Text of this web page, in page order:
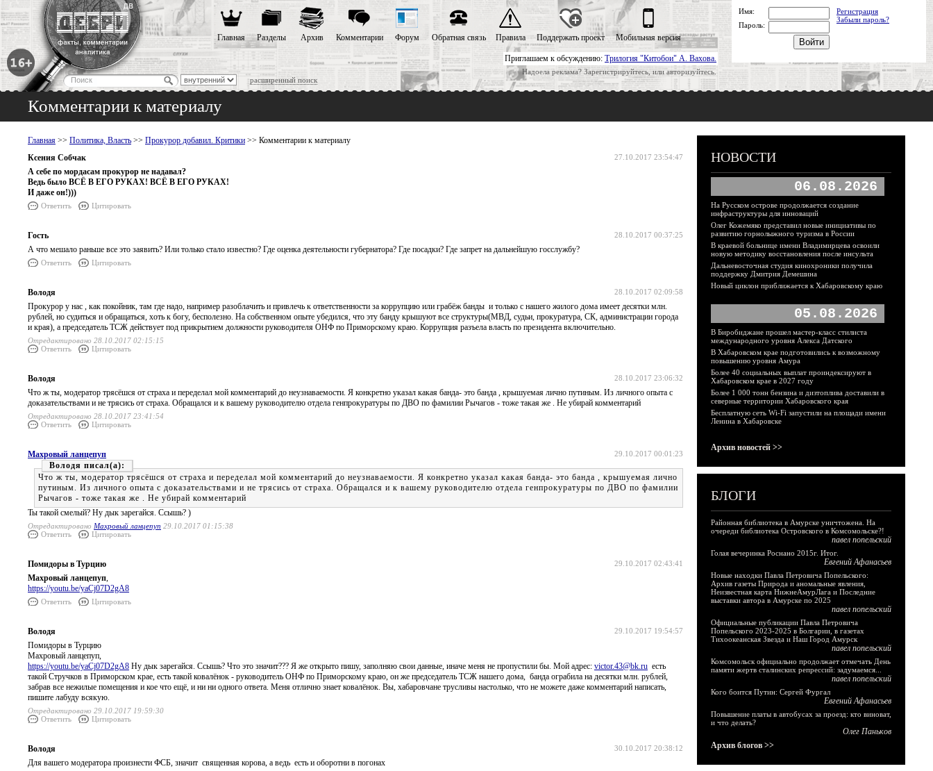
Приглашаем к обсуждению: Трилогия "Китобои" А. Вахова.
Надоела реклама? Зарегистрируйтесь, или авторизуйтесь.
расширенный поиск
Главная Разделы Архив Комментарии Форум Обратная связь Правила Поддержать проект Мобильная версия
Имя:
Регистрация
Забыли пароль?
Пароль:
Комментарии к материалу
Главная >> Политика, Власть >> Прокурор добавил. Критики >> Комментарии к материалу
27.10.2017 23:54:47
Ксения Собчак
А себе по мордасам прокурор не надавал?
Ведь было ВСЁ В ЕГО РУКАХ! ВСЁ В ЕГО РУКАХ!
И даже он!)))
Ответить Цитировать
28.10.2017 00:37:25
Гость
А что мешало раньше все это заявить? Или только стало известно? Где оценка деятельности губернатора? Где посадки? Где запрет на дальнейшую госслужбу?
Ответить Цитировать
28.10.2017 02:09:58
Володя
Прокурор у нас , как покойник, там где надо, например разоблачить и привлечь к ответственности за коррупцию или грабёж банды и только с нашего жилого дома имеет десятки млн.
рублей, но судиться и обращаться, хоть к богу, бесполезно. На собственном опыте убедился, что эту банду крышуют все структуры(МВД, судьи, прокуратура, СК, администрации города
и края), а председатель ТСЖ действует под прикрытием должности руководителя ОНФ по Приморскому краю. Коррупция разъела власть по президента включительно.
Отредактировано 28.10.2017 02:15:15
Ответить
Цитировать
28.10.2017 23:06:32
Володя
Что ж ты, модератор трясёшся от страха и переделал мой комментарий до неузнаваемости. Я конкретно указал какая банда- это банда , крышуемая лично путиным. Из личного опыта с
доказательствами и не трясись от страха. Обращался и к вашему руководителю отдела генпрокуратуры по ДВО по фамилии Рычагов - тоже такая же . Не убирай комментарий
Отредактировано 28.10.2017 23:41:54
Ответить
Цитировать
29.10.2017 00:01:23
Махровый ланцепуп
Володя
Что ж ты, модератор трясёшся от страха и переделал мой комментарий до неузнаваемости. Я конкретно указал какая банда- это банда , крышуемая лично
путиным. Из личного опыта с доказательствами и не трясись от страха. Обращался и к вашему руководителю отдела генпрокуратуры по ДВО по фамилии
Рычагов - тоже такая же . Не убирай комментарий
Ты такой смелый? Ну дык зарегайся. Ссышь? )
Отредактировано Махровый ланцепуп 29.10.2017 01:15:38
Ответить
Цитировать
29.10.2017 02:43:41
Помидоры в Турцию
Махровый ланцепуп,
https://youtu.be/yaCj07D2gA8
Ответить Цитировать
29.10.2017 19:54:57
Володя
Помидоры в Турцию
Махровый ланцепуп,
https://youtu.be/yaCj07D2gA8 Ну дык зарегайся. Ссышь? Что это значит??? Я же открыто пишу, заполняю свои данные, иначе меня не пропустили бы. Мой адрес: victor.43@bk.ru есть
такой Стручков в Приморском крае, есть такой ковалёнок - руководитель ОНФ по Приморскому краю, он же председатель ТСЖ нашего дома, банда ограбила на десятки млн. рублей,
забрав все нежилые помещения и кое что ещё, и ни ни одного ответа. Меня отлично знает ковалёнок. Вы, хабаровчане трусливы настолько, что не можете даже комментарий написать,
пишите лабуду всякую.
Отредактировано 29.10.2017 19:59:30
Ответить
Цитировать
30.10.2017 20:38:12
Володя
Для вашего модератора произнести ФСБ, значит священная корова, а ведь есть и оборотни в погонах
НОВОСТИ
06.08.2026
На Русском острове продолжается создание
инфраструктуры для инноваций
Олег Кожемяко представил новые инициативы по
развитию горнолыжного туризма в России
В краевой больнице имени Владимирцева освоили
новую методику восстановления после инсульта
Дальневосточная студия кинохроники получила
поддержку Дмитрия Демешина
Новый циклон приближается к Хабаровскому краю
05.08.2026
В Биробиджане прошел мастер-класс стилиста
международного уровня Алекса Датского
В Хабаровском крае подготовились к возможному
повышению уровня Амура
Более 40 социальных выплат проиндексируют в
Хабаровском крае в 2027 году
Более 1 000 тонн бензина и дизтоплива доставили в
северные территории Хабаровского края
Бесплатную сеть Wi-Fi запустили на площади имени
Ленина в Хабаровске
Архив новостей >>
БЛОГИ
Районная библиотека в Амурске уничтожена. На
очереди библиотека Островского в Комсомольске?!
павел попельский
Голая вечеринка Роснано 2015г. Итог.
Евгений Афанасьев
Новые находки Павла Петровича Попельского:
Архив газеты Природа и аномальные явления,
Неизвестная карта НижнеАмурЛага и Последние
выставки автора в Амурске по 2025
павел попельский
Официальные публикации Павла Петровича
Попельского 2023-2025 в Болгарии, в газетах
Тихоокеанская Звезда и Наш Город Амурск
павел попельский
Комсомольск официально продолжает отмечать День
памяти жертв сталинских репрессий: задумаемся...
павел попельский
Кого боится Путин: Сергей Фургал
Евгений Афанасьев
Повышение платы в автобусах за проезд: кто виноват,
и что делать?
Олег Паньков
Архив блогов >>